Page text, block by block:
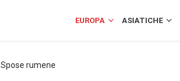
EUROPA ASIATICHE
Spose rumene